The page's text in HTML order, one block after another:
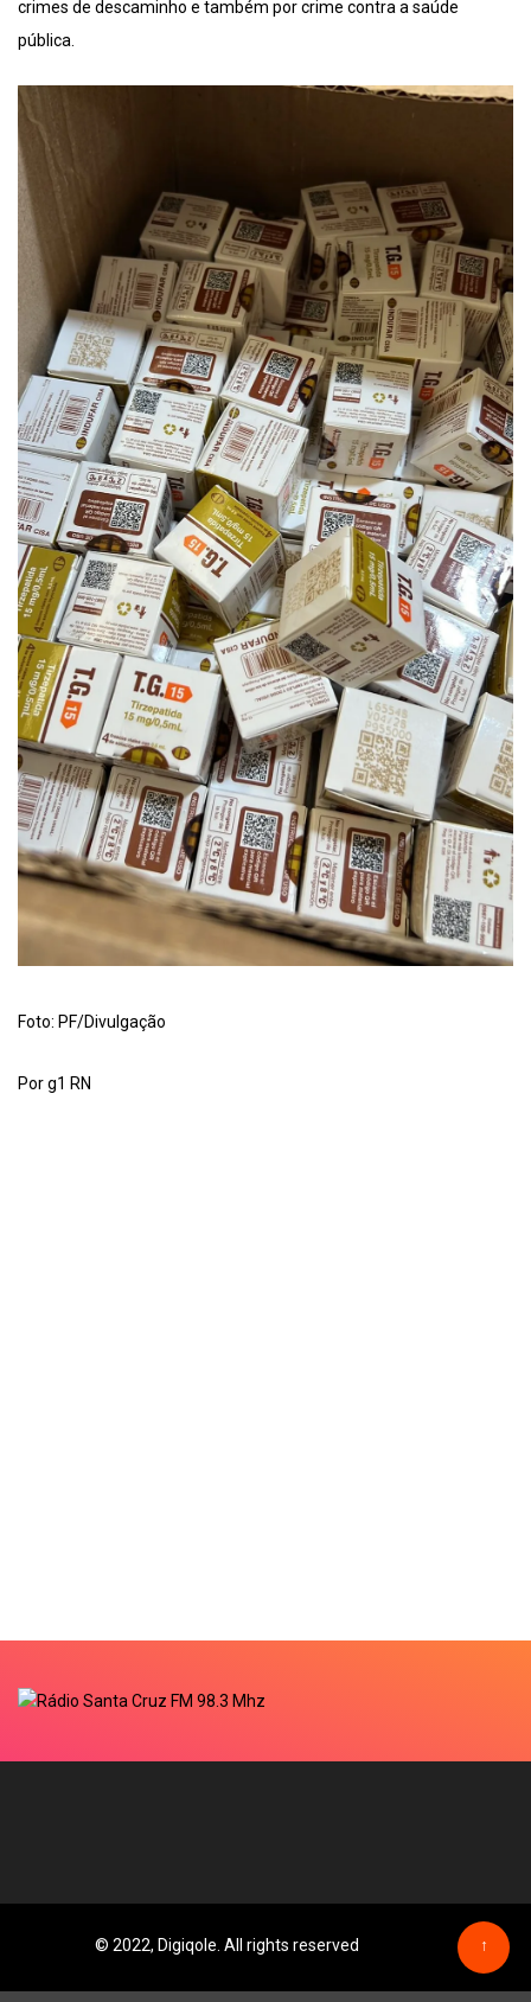
crimes de descaminho e também por crime contra a saúde
pública.
Foto: PF/Divulgação
Por g1 RN
© 2022, Digiqole. All rights reserved ↑